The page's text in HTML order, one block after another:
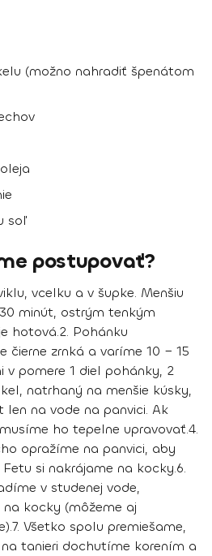
(možno nahradiť špenátom
soľ
postupovať?
vcelku a v šupke. Menšiu
minút, ostrým tenkým
hotová.2. Pohánku
čierne zrnká a varíme 10 − 15
v pomere 1 diel pohánky, 2
natrhaný na menšie kúsky,
len na vode na panvici. Ak
ho tepelne upravovať.4.
opražíme na panvici, aby
Fetu si nakrájame na kocky.6.
v studenej vode,
kocky (môžeme aj
7. Všetko spolu premiešame,
tanieri dochutíme korením a